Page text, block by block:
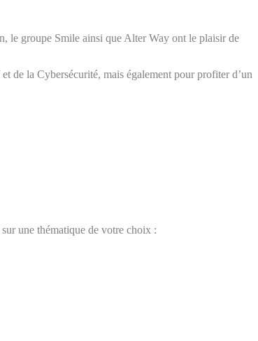
le groupe Smile ainsi que Alter Way ont le plaisir de
de la Cybersécurité, mais également pour profiter d’un
une thématique de votre choix :